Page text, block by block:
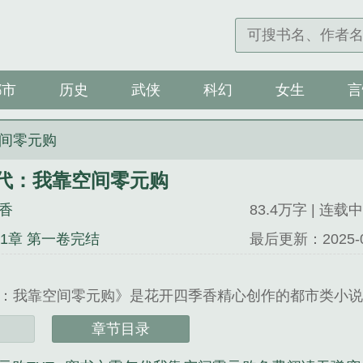
历史 武侠 科幻 女生
零元购
：我靠空间零元购
83.4万字 | 连载中
章 第一卷完结
最后更新：
我靠空间零元购》是花开四季香精心创作的都市类小
章节目录